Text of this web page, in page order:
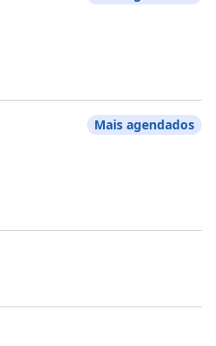
Mais agendados